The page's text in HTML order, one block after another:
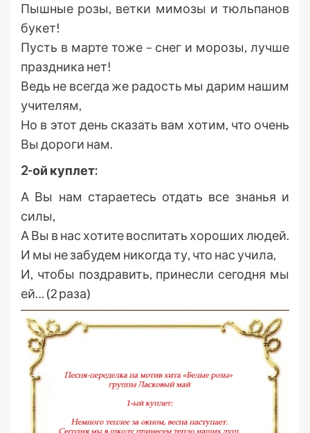
Пышные розы, ветки мимозы и тюльпанов
букет!
Пусть в марте тоже – снег и морозы, лучше
праздника нет!
Ведь не всегда же радость мы дарим нашим
учителям,
Но в этот день сказать вам хотим, что очень
Вы дороги нам.
2-ой куплет:
А Вы нам стараетесь отдать все знанья и
силы,
А Вы в нас хотите воспитать хороших людей.
И мы не забудем никогда ту, что нас учила,
И, чтобы поздравить, принесли сегодня мы
ей… (2 раза)